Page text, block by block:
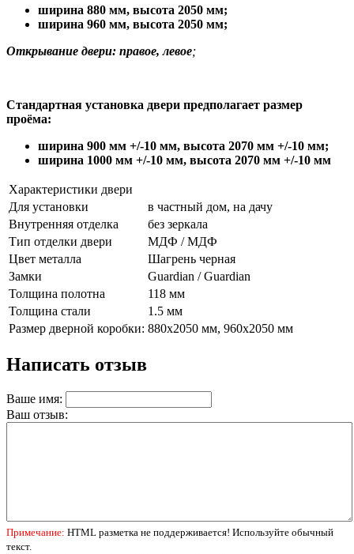
ширина 880 мм, высота 2050 мм;
ширина 960 мм, высота 2050 мм;
Открывание двери: правое, левое;
Стандартная установка двери предполагает размер
проёма:
ширина 900 мм +/-10 мм, высота 2070 мм +/-10 мм;
ширина 1000 мм +/-10 мм, высота 2070 мм +/-10 мм
Характеристики двери
Для установки
в частный дом, на дачу
Внутренняя отделка
без зеркала
Тип отделки двери
МДФ / МДФ
Цвет металла
Шагрень черная
Замки
Guardian / Guardian
Толщина полотна
118 мм
Толщина стали
1.5 мм
Размер дверной коробки: 880х2050 мм, 960х2050 мм
Написать отзыв
Ваше имя:
Ваш отзыв:
Примечание: HTML разметка не поддерживается! Используйте обычный
текст.